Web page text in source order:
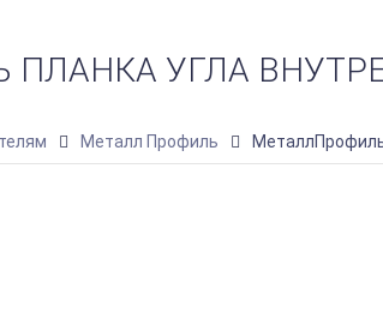
УГЛА
Металл Профиль